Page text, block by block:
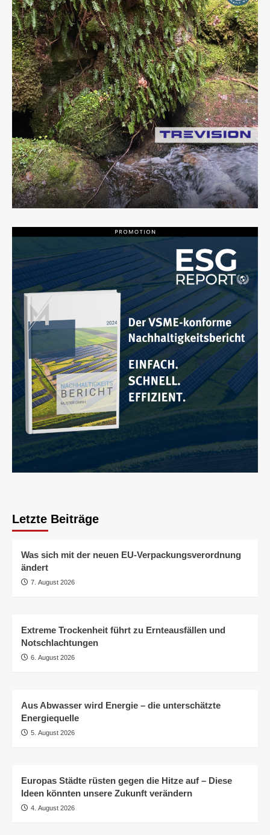
Letzte Beiträge
Was sich mit der neuen EU-Verpackungsverordnung
ändert
7. August 2026
Extreme Trockenheit führt zu Ernteausfällen und
Notschlachtungen
6. August 2026
Aus Abwasser wird Energie – die unterschätzte
Energiequelle
5. August 2026
Europas Städte rüsten gegen die Hitze auf – Diese
Ideen könnten unsere Zukunft verändern
4. August 2026